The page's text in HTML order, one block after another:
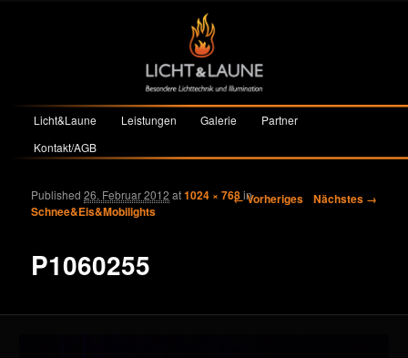
Hauptmenü
Zum primären Inhalt springen
Zum sekundären Inhalt springen
Licht&Laune Leistungen Galerie
Partner
Kontakt/AGB
Bilder-Navigation
← Vorheriges Nächstes →
P1060255
Published26. Februar 2012 at1024 × 768in
Schnee&Eis&Mobilights